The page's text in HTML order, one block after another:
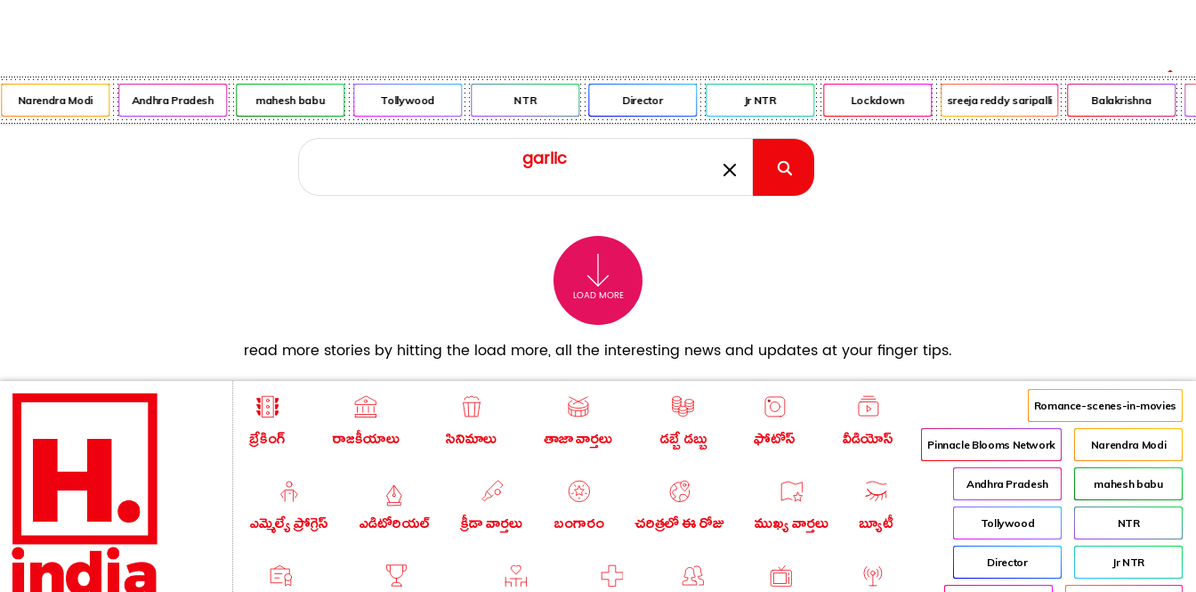
Narendra Modi Andhra Pradesh mahesh babu Tollywood NTR Director Jr NTR Lockdown sreeja reddy saripalli Balakrishna
LOAD MORE
read more stories by hitting the load more, all the interesting news and updates at your finger tips.
బ్రేకింగ్ రాజకీయాలు సినిమాలు తాజా వార్తలు డబ్బే డబ్బు ఫోటోస్ వీడియోస్
ఎమ్మెల్యే ప్రోగ్రెస్ ఎడిటోరియల్ క్రీడా వార్తలు బంగారం చరిత్రలో ఈ రోజు ముఖ్య వార్తలు బ్యూటీ
Romance-scenes-in-movies
Pinnacle Blooms Network Narendra Modi
Andhra Pradesh mahesh babu
Tollywood NTR
Director Jr NTR